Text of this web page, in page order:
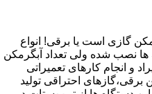
گازی است یا برقی! انواع
ها نصب شده ولی تعداد آبگرمکن
و انجام کارهای تعمیراتی
برقی،گازهای احتراقی تولید